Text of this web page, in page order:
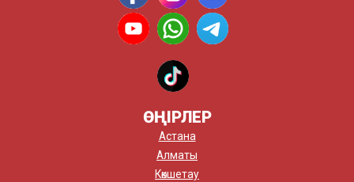
ӨҢІРЛЕР
Астана
Алматы
Көкшетау